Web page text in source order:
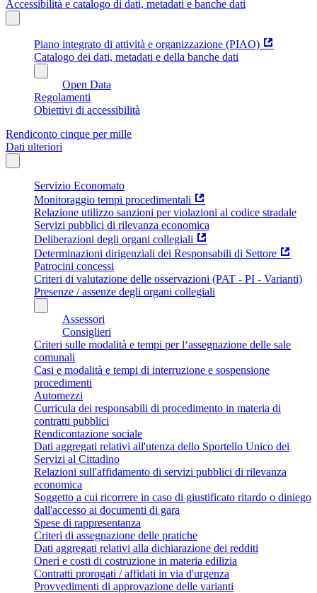
Accessibilità e catalogo di dati, metadati e banche dati
Piano integrato di attività e organizzazione (PIAO)
Catalogo dei dati, metadati e della banche dati
Open Data
Regolamenti
Obiettivi di accessibilità
Rendiconto cinque per mille
Dati ulteriori
Servizio Economato
Monitoraggio tempi procedimentali
Relazione utilizzo sanzioni per violazioni al codice stradale
Servizi pubblici di rilevanza economica
Deliberazioni degli organi collegiali
Determinazioni dirigenziali dei Responsabili di Settore
Patrocini concessi
Criteri di valutazione delle osservazioni (PAT - PI - Varianti)
Presenze / assenze degli organi collegiali
Assessori
Consiglieri
Criteri sulle modalità e tempi per l‘assegnazione delle sale
comunali
Casi e modalità e tempi di interruzione e sospensione
procedimenti
Automezzi
Curricula dei responsabili di procedimento in materia di
contratti pubblici
Rendicontazione sociale
Dati aggregati relativi all'utenza dello Sportello Unico dei
Servizi al Cittadino
Relazioni sull'affidamento di servizi pubblici di rilevanza
economica
Soggetto a cui ricorrere in caso di giustificato ritardo o diniego
dall'accesso ai documenti di gara
Spese di rappresentanza
Criteri di assegnazione delle pratiche
Dati aggregati relativi alla dichiarazione dei redditi
Oneri e costi di costruzione in materia edilizia
Contratti prorogati / affidati in via d'urgenza
Provvedimenti di approvazione delle varianti